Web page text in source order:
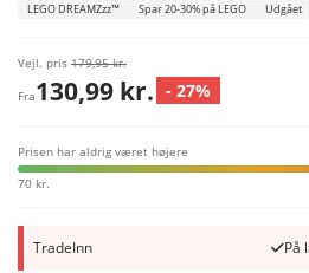
LEGO DREAMZzz™ Spar 20-30% på LEGO Udgået
Vejl. pris 179,95 kr.
Fra130,99 kr. - 27%
Prisen har aldrig været højere
70 kr.
TradeInn På